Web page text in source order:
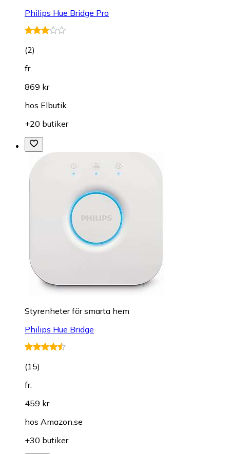
Philips Hue Bridge Pro
(2)
fr.
869 kr
hos Elbutik
+20 butiker
Styrenheter för smarta hem
Philips Hue Bridge
(15)
fr.
459 kr
hos Amazon.se
+30 butiker